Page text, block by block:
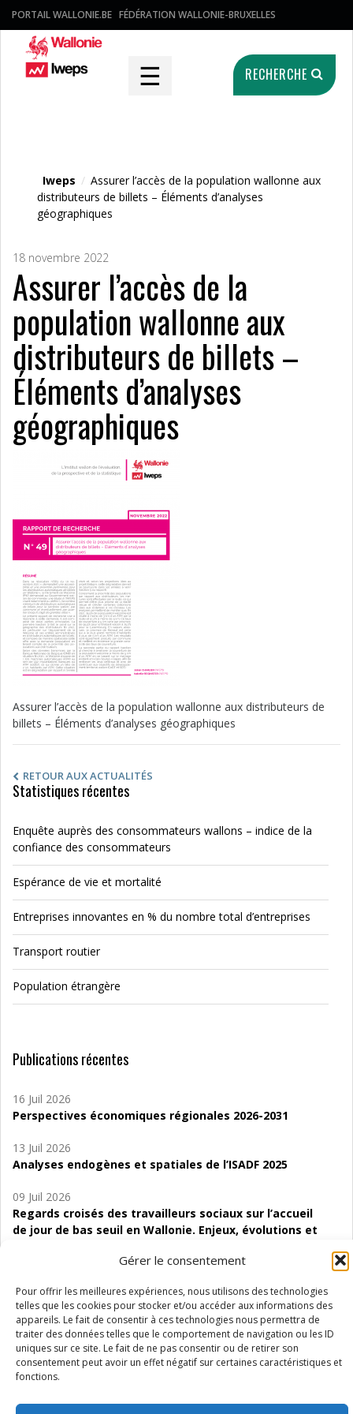
Gérer le consentement
Pour offrir les meilleures expériences, nous utilisons des technologies
telles que les cookies pour stocker et/ou accéder aux informations des
appareils. Le fait de consentir à ces technologies nous permettra de
traiter des données telles que le comportement de navigation ou les ID
uniques sur ce site. Le fait de ne pas consentir ou de retirer son
consentement peut avoir un effet négatif sur certaines caractéristiques et
fonctions.
PORTAIL WALLONIE.BE FÉDÉRATION WALLONIE-BRUXELLES
☰ RECHERCHE
Fichier média
Iweps / Assurer l’accès de la population wallonne aux
distributeurs de billets – Éléments d’analyses
géographiques
18 novembre 2022
Assurer l’accès de la
population wallonne aux
distributeurs de billets –
Éléments d’analyses
géographiques
Assurer l’accès de la population wallonne aux distributeurs de
billets – Éléments d’analyses géographiques
RETOUR AUX ACTUALITÉS
Statistiques récentes
Enquête auprès des consommateurs wallons – indice de la
confiance des consommateurs
Espérance de vie et mortalité
Entreprises innovantes en % du nombre total d’entreprises
Transport routier
Population étrangère
Publications récentes
16 Juil 2026
Perspectives économiques régionales 2026-2031
13 Juil 2026
Analyses endogènes et spatiales de l’ISADF 2025
09 Juil 2026
Regards croisés des travailleurs sociaux sur l’accueil
de jour de bas seuil en Wallonie. Enjeux, évolutions et
Étude d’évaluabilité des Structures
d’accompagnement à l’autocréation d’emploi (SAACE)
01 Juil 2026
Pénurie du personnel infirmier :quels indicateurs
d’offre de soins pour comprendre la situation en